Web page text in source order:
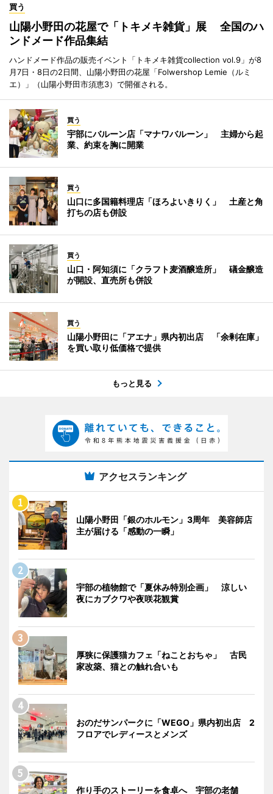
買う
山陽小野田の花屋で「トキメキ雑貨」展 全国のハ
ンドメード作品集結
ハンドメード作品の販売イベント「トキメキ雑貨collection vol.9」が8
月7日・8日の2日間、山陽小野田の花屋「Folwershop Lemie（ルミ
エ）」（山陽小野田市須恵3）で開催される。
買う
宇部にバルーン店「マナワバルーン」 主婦から起
業、約束を胸に開業
買う
山口に多国籍料理店「ほろよいきりく」 土産と角
打ちの店も併設
買う
山口・阿知須に「クラフト麦酒醸造所」 礒金醸造
が開設、直売所も併設
買う
山陽小野田に「アエナ」県内初出店 「余剰在庫」
を買い取り低価格で提供
もっと見る
アクセスランキング
山陽小野田「銀のホルモン」3周年 美容師店
主が届ける「感動の一瞬」
宇部の植物館で「夏休み特別企画」 涼しい
夜にカブクワや夜咲花観賞
厚狭に保護猫カフェ「ねことおちゃ」 古民
家改築、猫との触れ合いも
おのだサンパークに「WEGO」県内初出店 2
フロアでレディースとメンズ
作り手のストーリーを食卓へ 宇部の老舗